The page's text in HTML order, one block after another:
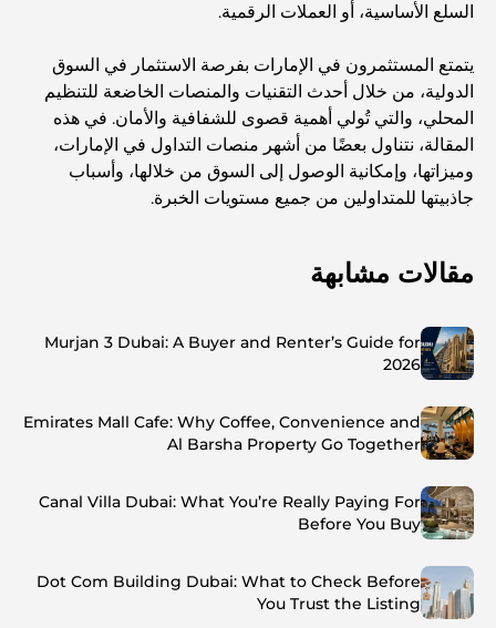
السلع الأساسية، أو العملات الرقمية.
يتمتع المستثمرون في الإمارات بفرصة الاستثمار في السوق
الدولية، من خلال أحدث التقنيات والمنصات الخاضعة للتنظيم
المحلي، والتي تُولي أهمية قصوى للشفافية والأمان. في هذه
المقالة، نتناول بعضًا من أشهر منصات التداول في الإمارات،
وميزاتها، وإمكانية الوصول إلى السوق من خلالها، وأسباب
جاذبيتها للمتداولين من جميع مستويات الخبرة.
مقالات مشابهة
Murjan 3 Dubai: A Buyer and Renter’s Guide for
2026
Emirates Mall Cafe: Why Coffee, Convenience and
Al Barsha Property Go Together
Canal Villa Dubai: What You’re Really Paying For
Before You Buy
Dot Com Building Dubai: What to Check Before
You Trust the Listing